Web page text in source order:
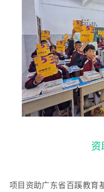
资
项目资助广东省百蹊教育